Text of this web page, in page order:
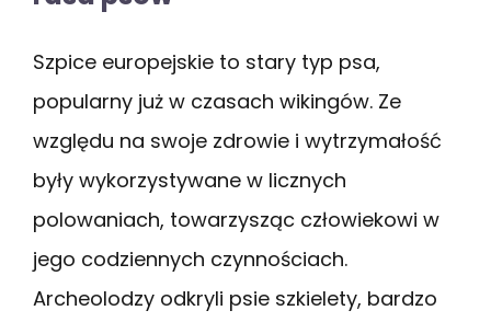
Szpice europejskie to stary typ psa,
popularny już w czasach wikingów. Ze
względu na swoje zdrowie i wytrzymałość
były wykorzystywane w licznych
polowaniach, towarzysząc człowiekowi w
jego codziennych czynnościach.
Archeolodzy odkryli psie szkielety, bardzo